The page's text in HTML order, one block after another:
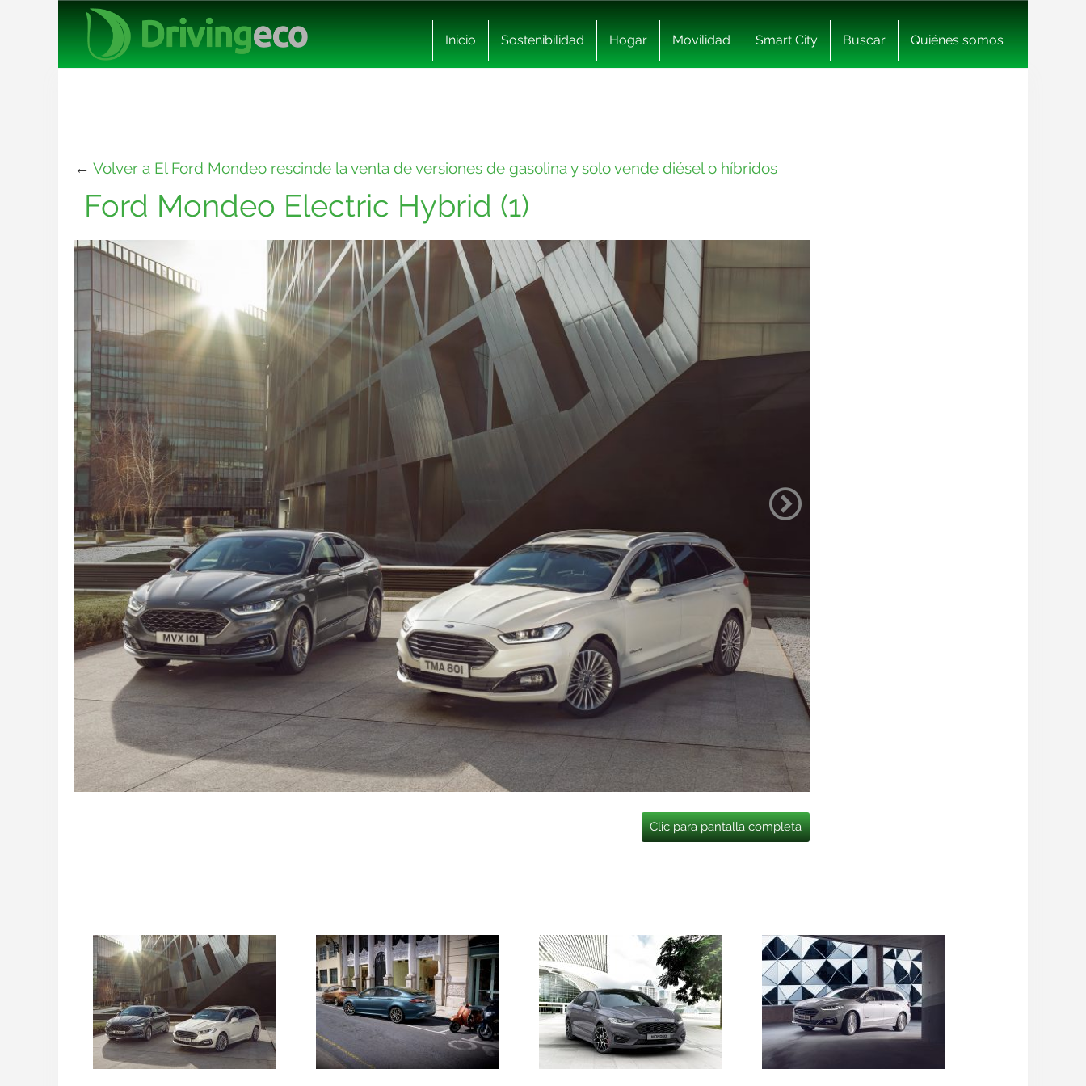
Inicio Sostenibilidad Hogar Movilidad Smart City Buscar Quiénes somos
← Volver a El Ford Mondeo rescinde la venta de versiones de gasolina y solo vende diésel o híbridos
Ford Mondeo Electric Hybrid (1)
Clic para pantalla completa